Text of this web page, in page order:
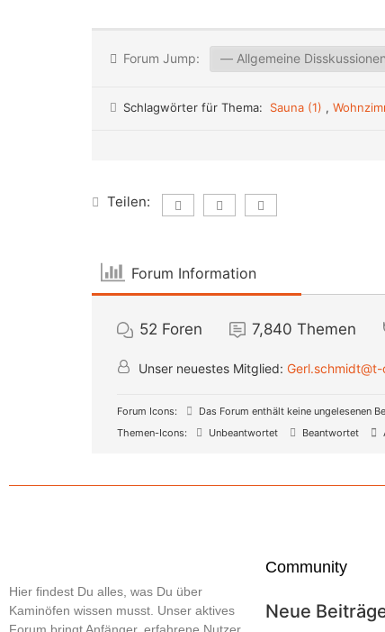
Forum Jump:
Schlagwörter für Thema: Sauna (1) ,
Teilen:
Forum Information
52 Foren 7,840 Themen
Unser neuestes Mitglied:
Forum Icons: Das Forum enthält keine ungelesenen
Themen-Icons:
Unbeantwortet Beantwortet
Hier findest Du alles, was Du über
Kaminöfen wissen musst. Unser aktives
Community
Neue